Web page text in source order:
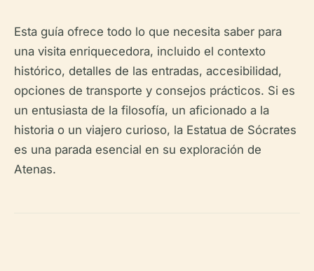
Esta guía ofrece todo lo que necesita saber para
una visita enriquecedora, incluido el contexto
histórico, detalles de las entradas, accesibilidad,
opciones de transporte y consejos prácticos. Si es
un entusiasta de la filosofía, un aficionado a la
historia o un viajero curioso, la Estatua de Sócrates
es una parada esencial en su exploración de
Atenas.